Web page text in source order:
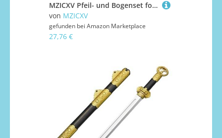
MZICXV Pfeil- und Bogenset for, mongolischer Recurvebogen als Spielzeug mit 4 Pfeilen mit Saugnapf, Köcher und Gürtel, sicheres Bogenschießspiel for Jungen, Rollenspiele im Freien und drinnen(A)
von MZICXV
gefunden bei Amazon Marketplace
27,76 €